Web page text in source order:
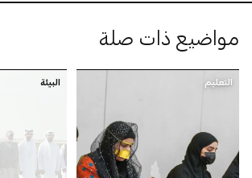
مواضيع ذات صلة
التعليم البيئة